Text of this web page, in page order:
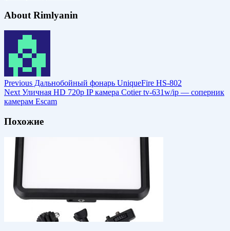
About Rimlyanin
Previous Дальнобойный фонарь UniqueFire HS-802
Next Уличная HD 720p IP камера Cotier tv-631w/ip — соперник
камерам Escam
Похожие